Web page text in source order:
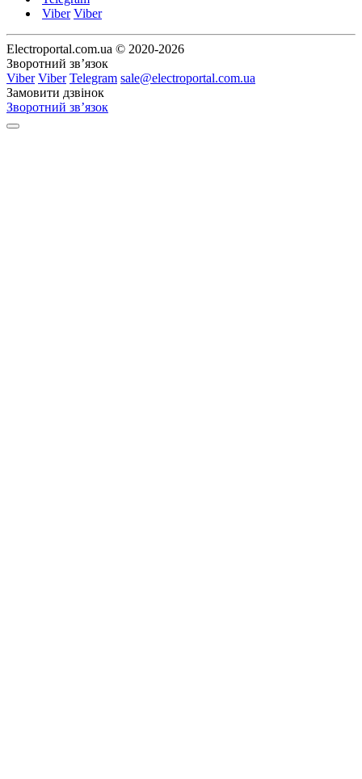
Viber Viber
Electroportal.com.ua © 2020-2026
Зворотний зв’язок
Viber Viber Telegram sale@electroportal.com.ua
Замовити дзвінок
Зворотний зв’язок